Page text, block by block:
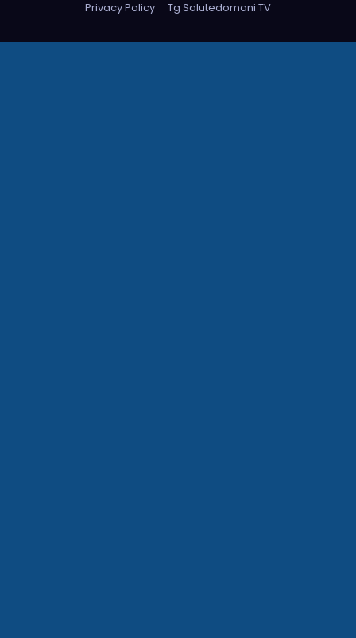
Privacy Policy
Tg Salutedomani TV